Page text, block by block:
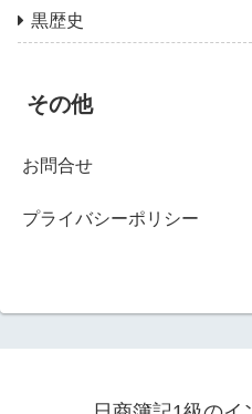
黒歴史
その他
お問合せ
プライバシーポリシー